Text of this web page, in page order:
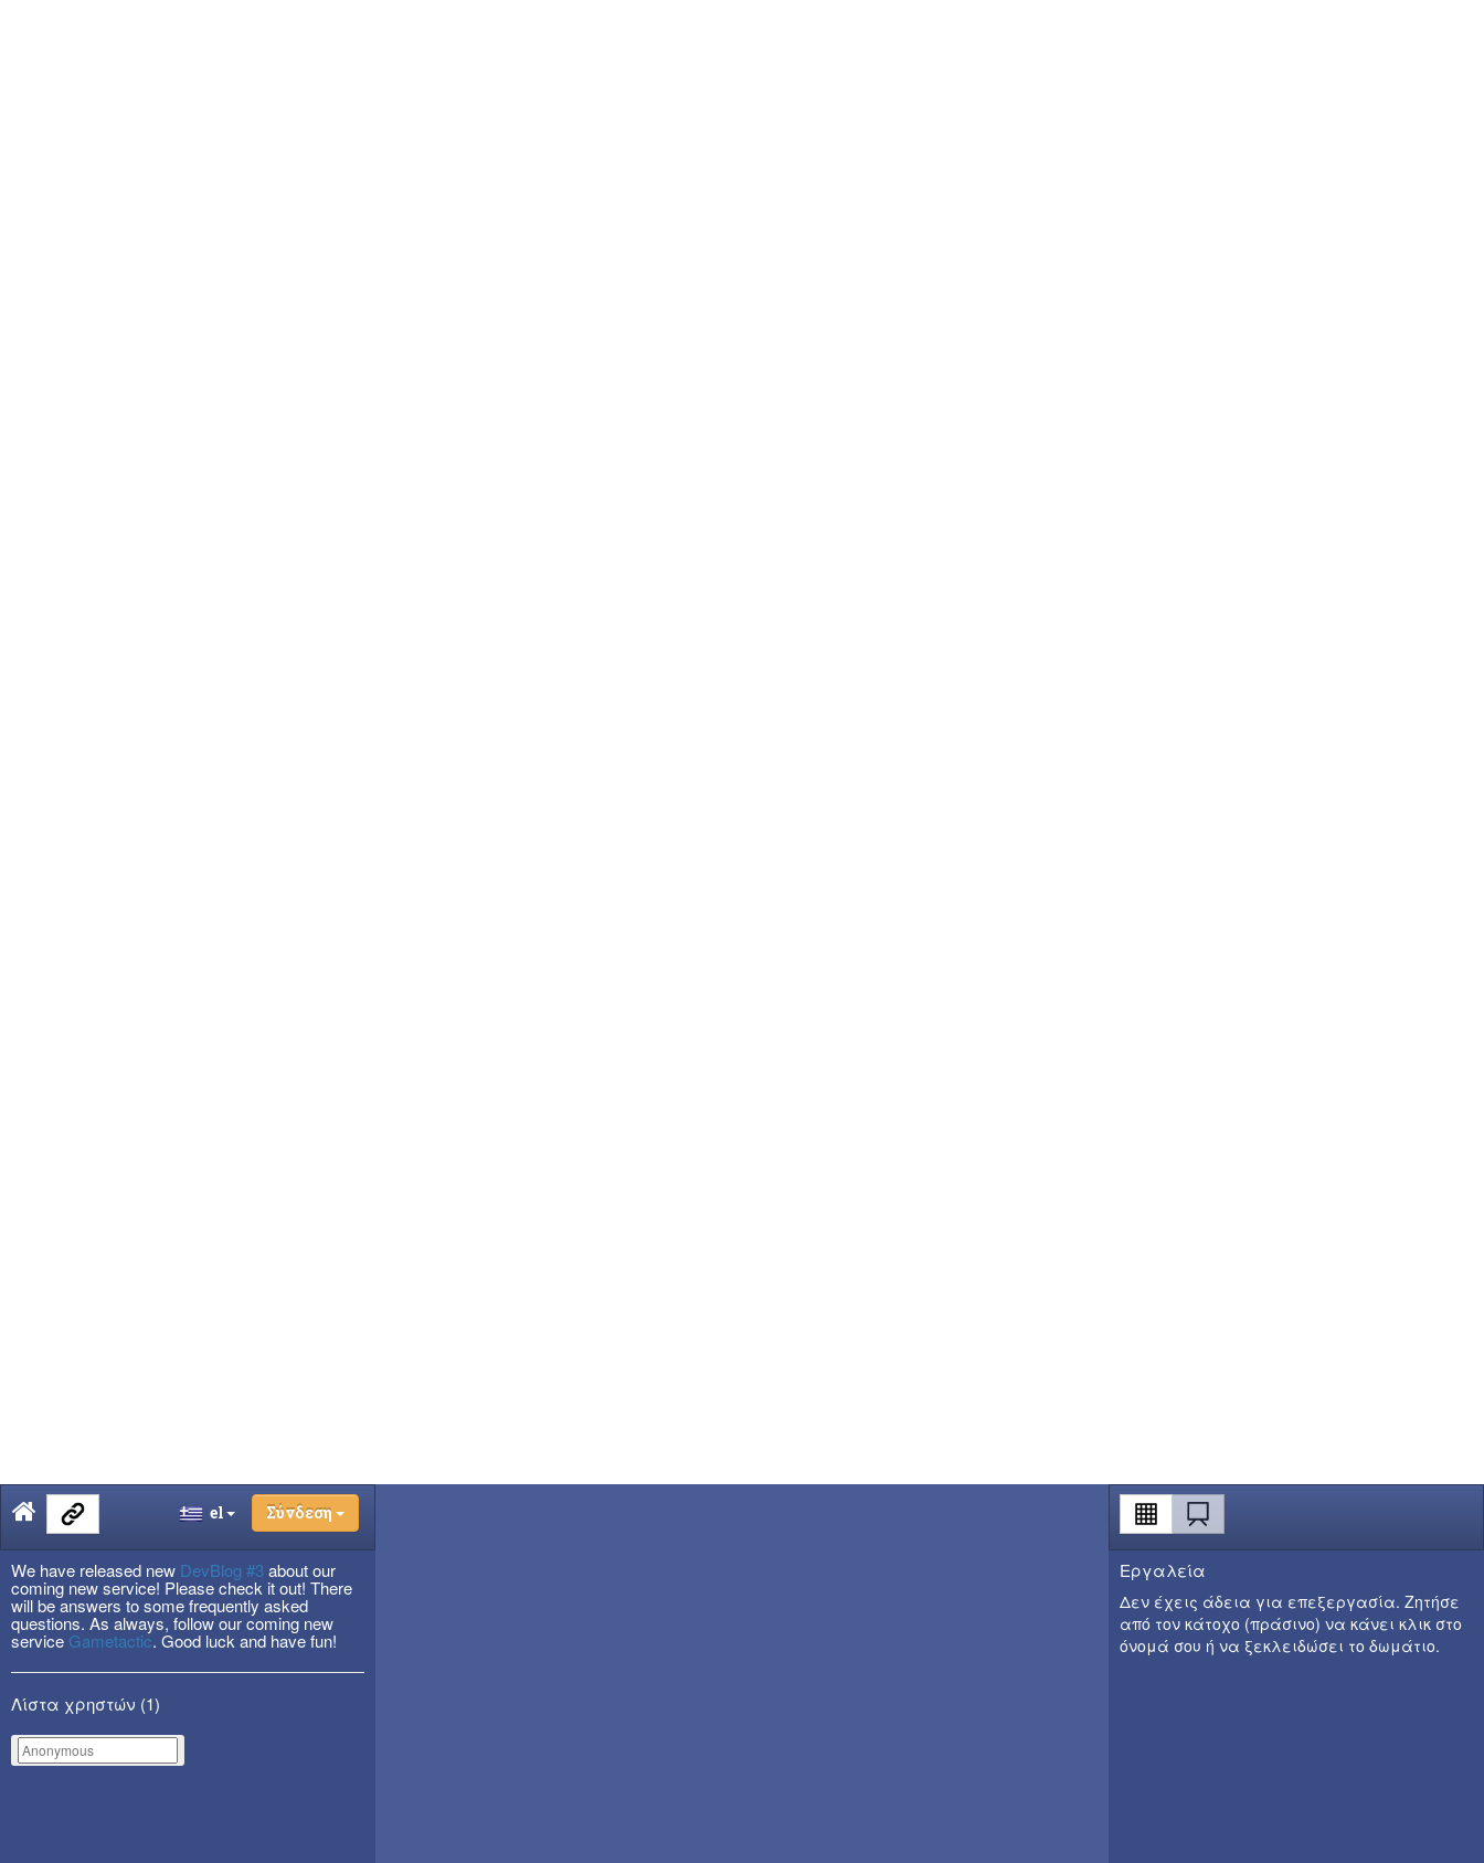
el Σύνδεση
We have released new DevBlog #3 about our
coming new service! Please check it out! There
will be answers to some frequently asked
questions. As always, follow our coming new
service Gametactic. Good luck and have fun!
Λίστα χρηστών (1)
Εργαλεία
Δεν έχεις άδεια για επεξεργασία. Ζητήσε
από τον κάτοχο (πράσινο) να κάνει κλικ στο
όνομά σου ή να ξεκλειδώσει το δωμάτιο.